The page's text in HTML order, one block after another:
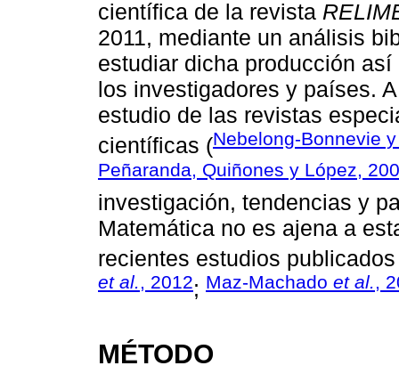
cientíﬁca de la revista
2011, mediante un análisis
estudiar dicha producción
los investigadores y países.
estudio de las revistas
cientíﬁcas (Nebelong-Bonnevie
Peñaranda, Quiñones y López,
investigación, tendencias y
Matemática no es ajena a
recientes estudios
et al., 2012; Maz-Machado et al.,
MÉTODO